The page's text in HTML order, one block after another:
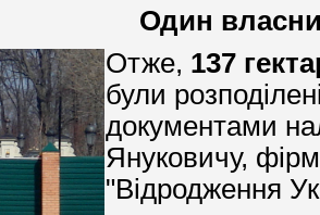
Один
Отже, 137
були
документами
Януковичу,
"Відродження